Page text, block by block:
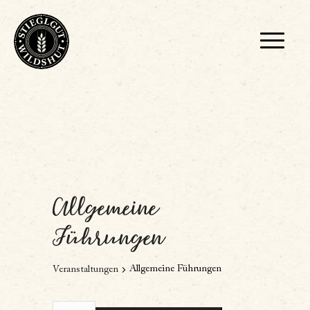
Allgemeine
Führungen
Veranstaltungen Allgemeine Führungen